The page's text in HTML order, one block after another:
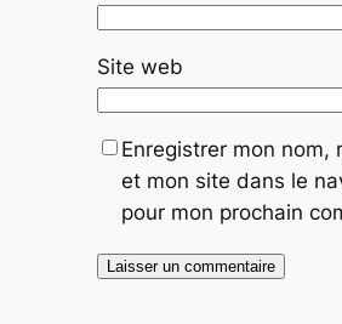
Site web
Enregistrer mon nom,
et mon site dans le
pour mon prochain